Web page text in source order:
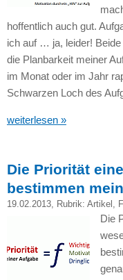
hoffentlich auch gut.
ich auf … ja, leider!
die Planbarkeit meiner
im Monat oder im Jahr
Schwarzen Loch des
weiterlesen »
Die Priorität
bestimmen
19.02.2013, Rubrik: Artikel ,
Die